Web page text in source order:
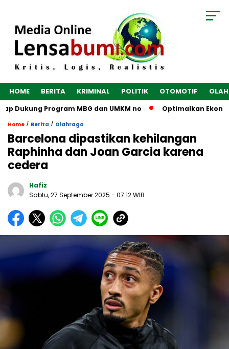
HOME BERITA KRIMINAL POLITIK OTOMOTIF
Program MBG dan UMKM no Optimalkan Ekonomi
Home / Berita / Olahraga
Barcelona dipastikan kehilangan
Raphinha dan Joan Garcia karena
cedera
Hafiz
Sabtu, 27 September 2025 - 07:12 WIB